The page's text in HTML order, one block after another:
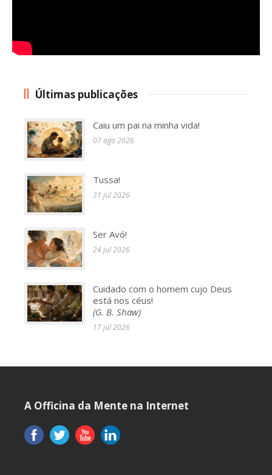
Últimas publicações
Caiu um pai na minha vida!
07 ago 2026
Tussa!
31 jul 2026
Ser Avó!
24 jul 2026
Cuidado com o homem cujo Deus
está nos céus!
(G. B. Shaw)
17 jul 2026
A Officina da Mente na Internet